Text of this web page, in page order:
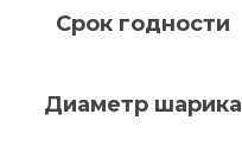
Срок годности
Диаметр шарика